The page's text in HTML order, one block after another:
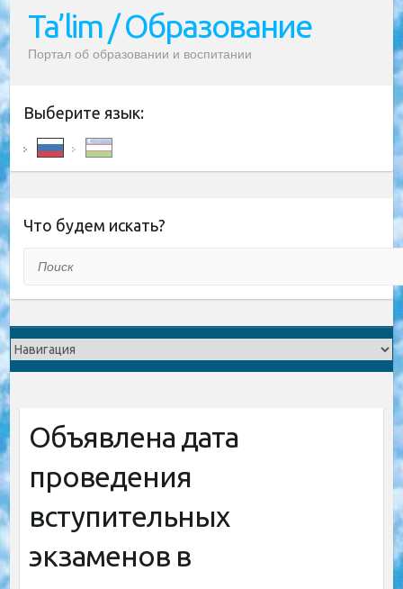
Ta’lim / Образование
Портал об образовании и воспитании
Выберите язык:
Что будем искать?
Объявлена дата
проведения
вступительных
экзаменов в